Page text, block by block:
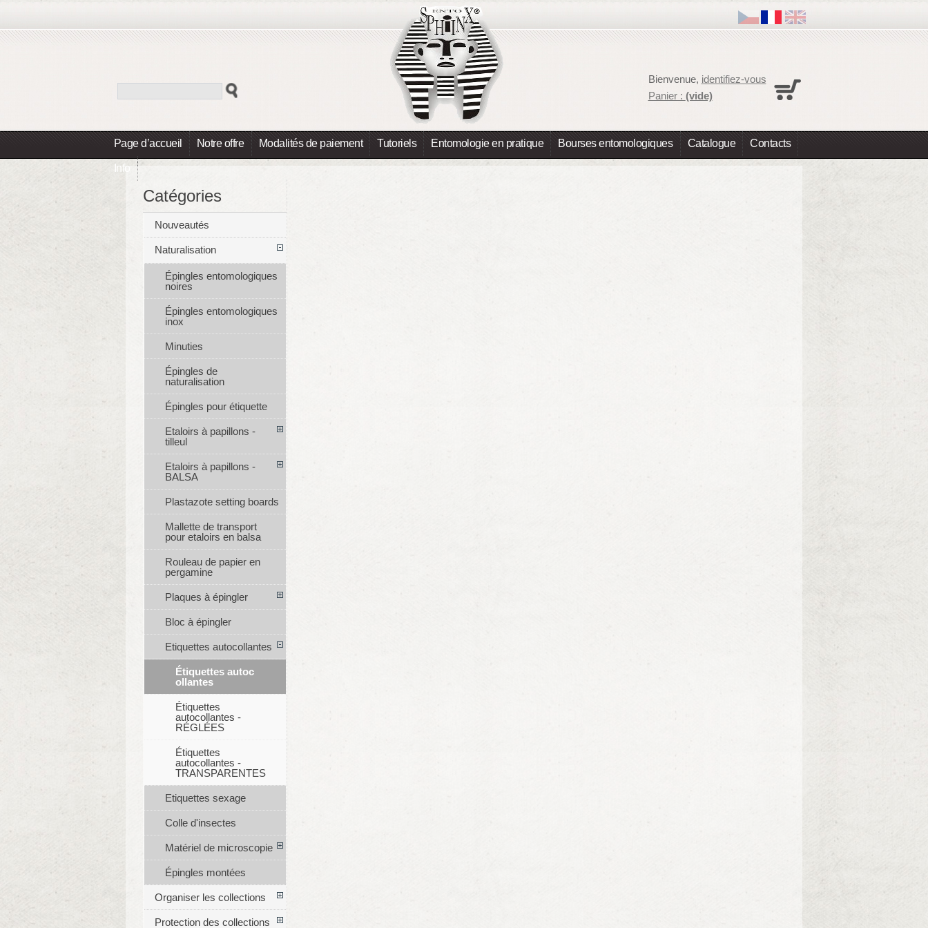
Page d’accueil Notre offre Modalités de paiement Tutoriels Entomologie en pratique Bourses entomologiques Catalogue Contacts
Info
Bienvenue, identifiez-vous
Panier : (vide)
Catégories
Nouveautés
Naturalisation
Épingles entomologiques
noires
Épingles entomologiques
inox
Minuties
Épingles de
naturalisation
Épingles pour étiquette
Etaloirs à papillons -
tilleul
Etaloirs à papillons -
BALSA
Plastazote setting boards
Mallette de transport
pour etaloirs en balsa
Rouleau de papier en
pergamine
Plaques à épingler
Bloc à épingler
Etiquettes autocollantes
Étiquettes autoc
ollantes
Étiquettes
autocollantes -
RÉGLÉES
Étiquettes
autocollantes -
TRANSPARENTES
Etiquettes sexage
Colle d'insectes
Matériel de microscopie
Épingles montées
Organiser les collections
Protection des collections
Aucun produit
Total 0,00 €
Les prix sont HT